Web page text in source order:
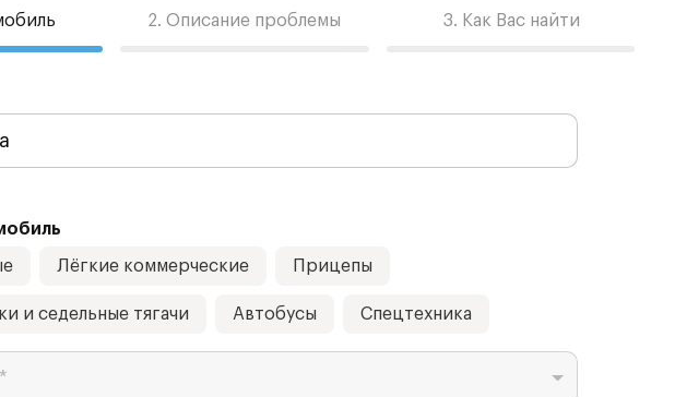
2. Описание проблемы 3. Как Вас найти
Лёгкие коммерческие Прицепы
и седельные тягачи Автобусы Спецтехника